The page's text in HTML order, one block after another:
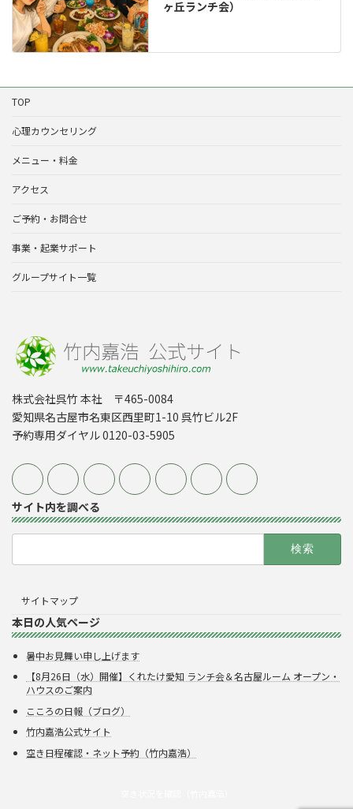
ヶ丘ランチ会）
TOP
心理カウンセリング
メニュー・料金
アクセス
ご予約・お問合せ
事業・起業サポート
グループサイト一覧
株式会社呉竹 本社 〒465-0084
愛知県名古屋市名東区西里町1-10 呉竹ビル2F
予約専用ダイヤル 0120-03-5905
サイト内を調べる
検
サイトマップ
本日の人気ページ
暑中お見舞い申し上げます
【8月26日（水）開催】くれたけ愛知 ランチ会＆名古屋ルーム オープン・
ハウスのご案内
こころの日報（ブログ）
竹内嘉浩公式サイト
空き日程確認・ネット予約（竹内嘉浩）